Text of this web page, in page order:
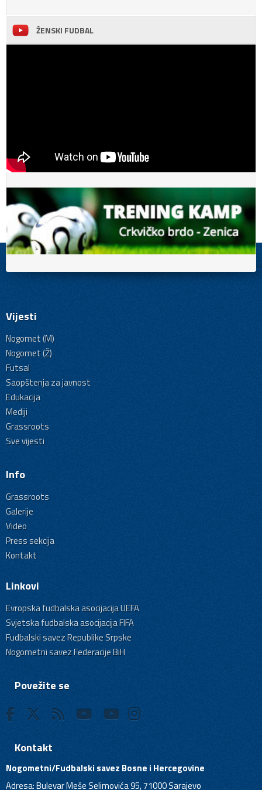
ŽENSKI FUDBAL
Vijesti
Nogomet (M)
Nogomet (Ž)
Futsal
Saopštenja za javnost
Edukacija
Mediji
Grassroots
Sve vijesti
Info
Grassroots
Galerije
Video
Press sekcija
Kontakt
Linkovi
Evropska fudbalska asocijacija UEFA
Svjetska fudbalska asocijacija FIFA
Fudbalski savez Republike Srpske
Nogometni savez Federacije BiH
Povežite se
Kontakt
Nogometni/Fudbalski savez Bosne i Hercegovine
Adresa: Bulevar Meše Selimovića 95, 71000 Sarajevo